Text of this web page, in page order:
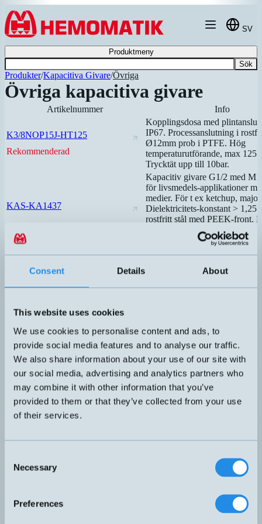
Consent Details About
This website uses cookies
We use cookies to personalise content and ads, to
provide social media features and to analyse our traffic.
We also share information about your use of our site with
our social media, advertising and analytics partners who
may combine it with other information that you’ve
provided to them or that they’ve collected from your use
of their services.
Selection
Necessary
Preferences
Hoppa till innehållet
SV
Produktmeny
Sök
Produkter/Kapacitiva Givare/Övriga
Övriga kapacitiva givare
Artikelnummer Info
K3/8NOP15J-HT125
Rekommenderad
Kopplingsdosa med
IP67. Processanslutning i
Ø12mm prob i PTFE. Hög
temperaturutförande, max 125
Trycktät upp till 10bar.
KAS-KA1437
Kapacitiv givare G1/2 med
för livsmedels-applikationer
medier. För t ex ketchup,
Dielektricitets-konstant > 1,25.
rostfritt stål med PEEK-front.
teach-in via kabeln. Adaptrar
EHEDG-kompatibel
Kapacitiv givare G1"x113mm
med långt känselavstånd, liten
KAS-80-26-A-PTFE-TRI-100C
Kapacitiv givare Tri Clam med
kabel. ”High Performance”-
långt känselavstånd, liten
bra justeringsmöjligheter.
givarhus i PTFE med rundad
mkt. bra
temperaturutförande, max 100
KAS-KA1484
WHG-godkänd
WHG (Water Resources Act)
bestämmelser framtagna för
grundvatten och andra
K1/4OO-J77AFZ
kabel. Hus i ZX-530 gör
även för aggressiva vätskor.